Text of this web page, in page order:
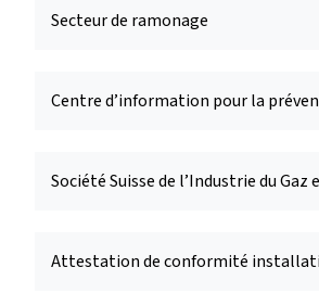
Secteur de ramonage
Centre d’information pour la
Société Suisse de l’Industrie du Gaz
Attestation de conformité